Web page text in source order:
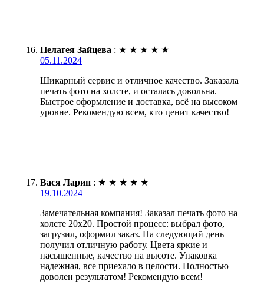
Пелагея Зайцева : ★ ★ ★ ★ ★
05.11.2024
Шикарный сервис и отличное качество. Заказала
печать фото на холсте, и осталась довольна.
Быстрое оформление и доставка, всё на высоком
уровне. Рекомендую всем, кто ценит качество!
Вася Ларин : ★ ★ ★ ★ ★
19.10.2024
Замечательная компания! Заказал печать фото на
холсте 20х20. Простой процесс: выбрал фото,
загрузил, оформил заказ. На следующий день
получил отличную работу. Цвета яркие и
насыщенные, качество на высоте. Упаковка
надежная, все приехало в целости. Полностью
доволен результатом! Рекомендую всем!